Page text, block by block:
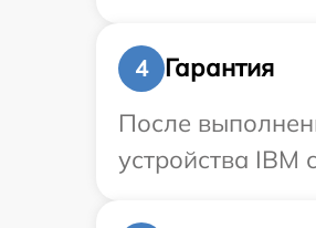
4
Гарантия
После
устройства IBM